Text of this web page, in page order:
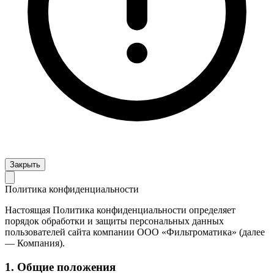
Закрыть
Политика конфиденциальности
Настоящая Политика конфиденциальности определяет
порядок обработки и защиты персональных данных
пользователей сайта компании ООО «Фильтроматика» (далее
— Компания).
1. Общие положения